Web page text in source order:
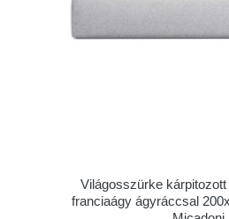
Világosszürke
franciaágy ágyráccsal